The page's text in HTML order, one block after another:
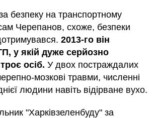
безпеку на транспортному
Черепанов, схоже, безпеки
2013-го він
у якій дуже серйозно
осіб. У двох постраждалих
мозкові травми, численні
людини навіть відірване вухо.
"Харківзеленбуду" за